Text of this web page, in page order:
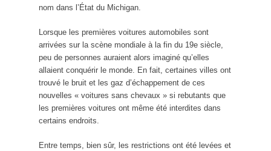
nom dans l’État du Michigan.
Lorsque les premières voitures automobiles sont
arrivées sur la scène mondiale à la fin du 19e siècle,
peu de personnes auraient alors imaginé qu’elles
allaient conquérir le monde. En fait, certaines villes ont
trouvé le bruit et les gaz d’échappement de ces
nouvelles « voitures sans chevaux » si rebutants que
les premières voitures ont même été interdites dans
certains endroits.
Entre temps, bien sûr, les restrictions ont été levées et